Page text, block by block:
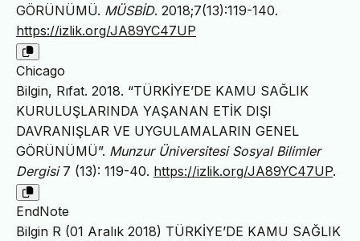
GÖRÜNÜMÜ. MÜSBİD. 2018;7(13):119-140.
https://izlik.org/JA89YC47UP
Chicago
Bilgin, Rıfat. 2018. “TÜRKİYE’DE KAMU SAĞLIK
KURULUŞLARINDA YAŞANAN ETİK DIŞI
DAVRANIŞLAR VE UYGULAMALARIN GENEL
GÖRÜNÜMÜ”. Munzur Üniversitesi Sosyal Bilimler
Dergisi7 (13): 119-40. https://izlik.org/JA89YC47UP.
EndNote
Bilgin R (01 Aralık 2018) TÜRKİYE’DE KAMU SAĞLIK